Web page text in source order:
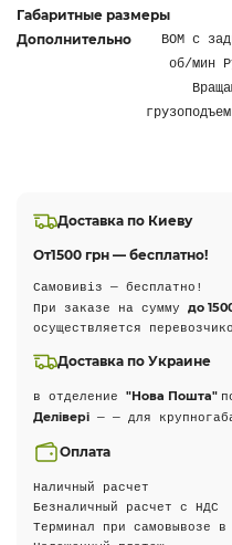
Габаритные размеры
Дополнительно
ВОМ с
об/мин
Доставка по Киеву
От1500 грн — бесплатно!
Самовивіз — бесплатно!
При заказе на сумму до
осуществляется
Доставка по Украине
в отделение "Нова Пошта"
Делівері — — для
Оплата
Наличный расчет
Безналичный расчет с НДС
Терминал при самовывозе